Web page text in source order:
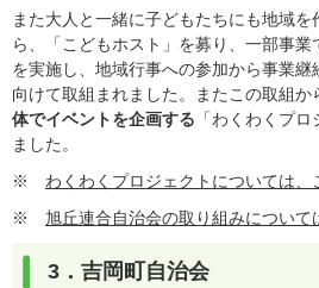
また大人と一緒に子どもたちにも地域
ら、「こどもホスト」を募り、一部事業
を実施し、地域行事への参加から事業継
向けて取組まれました。またこの取組か
体でイベントを企画する 「わくわくプ
ました。
※ わくわくプロジェクトについては、
※ 旭丘連合自治会の取り組みについて
3．吉岡町自治会